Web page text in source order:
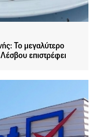
Το μεγαλύτερο
επιστρέφει